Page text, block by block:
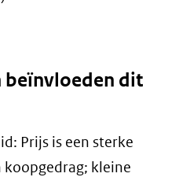
beïnvloeden dit
Prijs is een sterke
kleine